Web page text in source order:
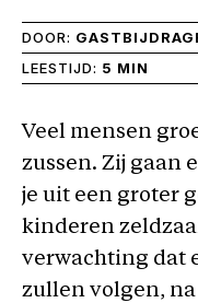
DOOR:
LEESTIJD: 5 MIN
Veel mensen
zussen. Zij gaan
je uit een groter
kinderen
verwachting dat
zullen volgen,